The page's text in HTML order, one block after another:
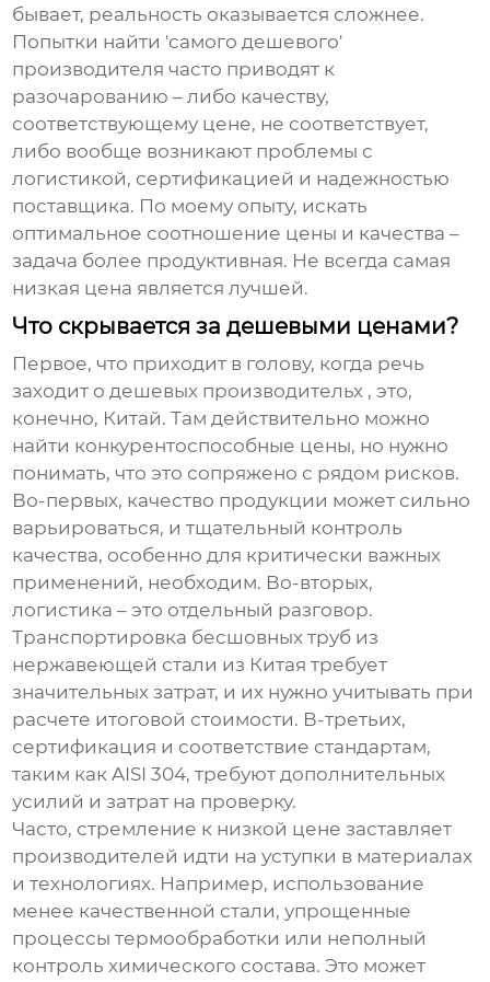
бывает, реальность оказывается сложнее.
Попытки найти 'самого дешевого'
производителя часто приводят к
разочарованию – либо качеству,
соответствующему цене, не соответствует,
либо вообще возникают проблемы с
логистикой, сертификацией и надежностью
поставщика. По моему опыту, искать
оптимальное соотношение цены и качества –
задача более продуктивная. Не всегда самая
низкая цена является лучшей.
Что скрывается за дешевыми ценами?
Первое, что приходит в голову, когда речь
заходит одешевых производительх , это,
конечно, Китай. Там действительно можно
найти конкурентоспособные цены, но нужно
понимать, что это сопряжено с рядом рисков.
Во-первых, качество продукции может сильно
варьироваться, и тщательный контроль
качества, особенно для критически важных
применений, необходим. Во-вторых,
логистика – это отдельный разговор.
Транспортировка бесшовных труб из
нержавеющей стали из Китая требует
значительных затрат, и их нужно учитывать при
расчете итоговой стоимости. В-третьих,
сертификация и соответствие стандартам,
таким как AISI 304, требуют дополнительных
усилий и затрат на проверку.
Часто, стремление к низкой цене заставляет
производителей идти на уступки в материалах
и технологиях. Например, использование
менее качественной стали, упрощенные
процессы термообработки или неполный
контроль химического состава. Это может